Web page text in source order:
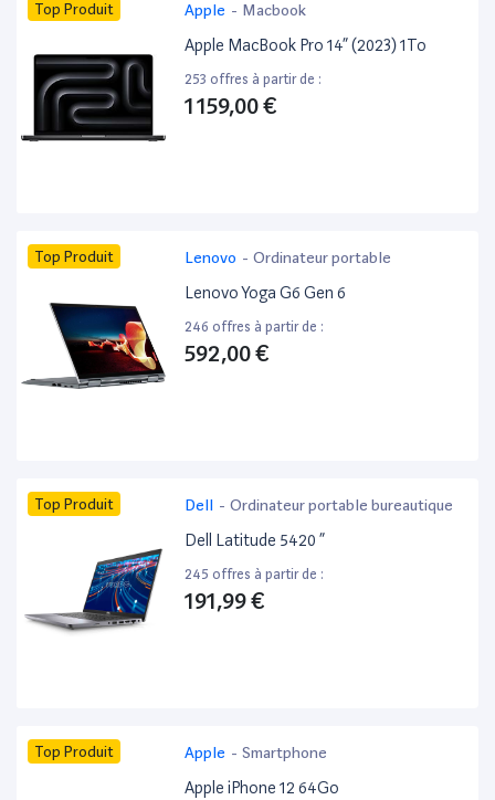
Top Produit Apple - Macbook
Apple MacBook Pro 14” (2023) 1To
253 offres à partir de :
1 159,00 €
Top Produit Lenovo - Ordinateur portable
Lenovo Yoga G6 Gen 6
246 offres à partir de :
592,00 €
Top Produit Dell - Ordinateur portable bureautique
Dell Latitude 5420 ”
245 offres à partir de :
191,99 €
Top Produit Apple - Smartphone
Apple iPhone 12 64Go